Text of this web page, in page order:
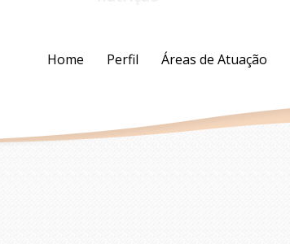
Home Perfil Áreas de Atuação